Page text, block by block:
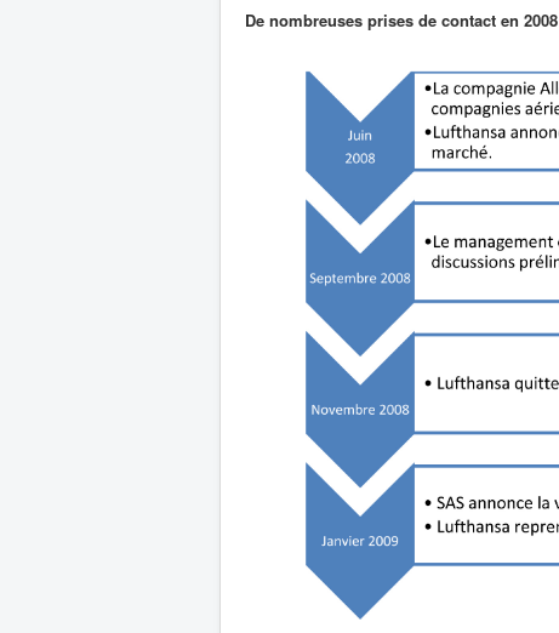
De nombreuses prises de contact en 2008